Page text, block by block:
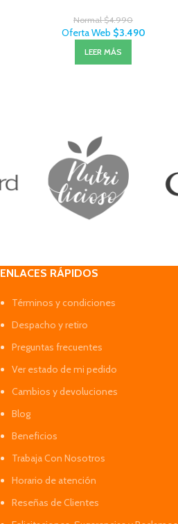
Normal$4.990
Oferta Web $3.490
LEER MÁS
ENLACES RÁPIDOS
Términos y condiciones
Despacho y retiro
Preguntas frecuentes
Ver estado de mi pedido
Cambios y devoluciones
Blog
Beneficios
Trabaja Con Nosotros
Horario de atención
Reseñas de Clientes